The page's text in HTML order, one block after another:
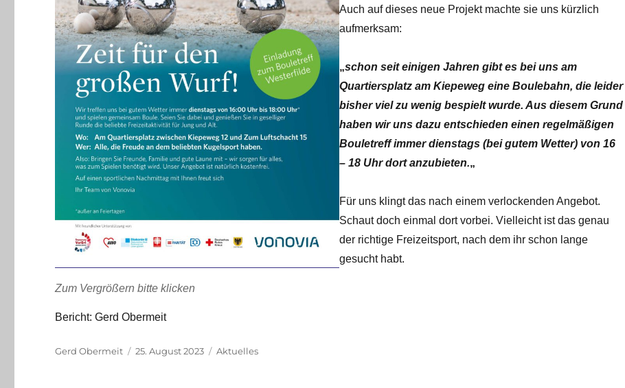
Zum Vergrößern bitte klicken
Auch auf dieses neue Projekt machte sie uns kürzlich
aufmerksam:
„schon seit einigen Jahren gibt es bei uns am
Quartiersplatz am Kiepeweg eine Boulebahn, die leider
bisher viel zu wenig bespielt wurde. Aus diesem Grund
haben wir uns dazu entschieden einen regelmäßigen
Bouletreff immer dienstags (bei gutem Wetter) von 16
– 18 Uhr dort anzubieten.„
Für uns klingt das nach einem verlockenden Angebot.
Schaut doch einmal dort vorbei. Vielleicht ist das genau
der richtige Freizeitsport, nach dem ihr schon lange
gesucht habt.
Bericht: Gerd Obermeit
Autor
Gerd Obermeit
Veröffentlicht
25. August 2023 Kategorien
Aktuelles